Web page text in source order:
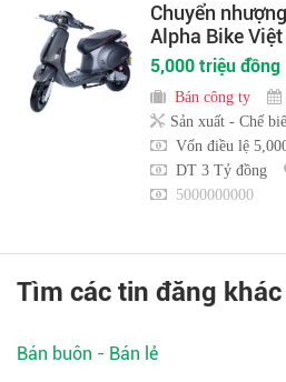
Chuyển
Alpha Bike
5,000 triệu đồng
Bán công ty
Sản xuất - Chế
Vốn điều lệ
DT 3 Tỷ đồng
5000000000
Tìm các tin đăng
Bán buôn - Bán lẻ